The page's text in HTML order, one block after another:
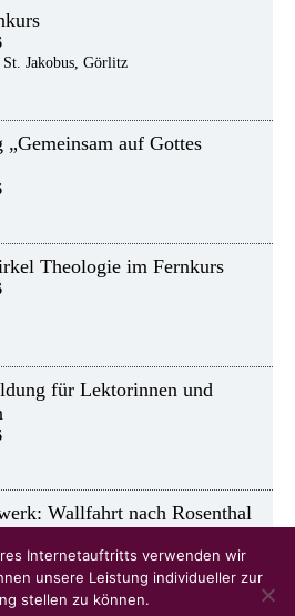
St. Jakobus, Görlitz
„Gemeinsam auf Gottes
Theologie im Fernkurs
für Lektorinnen und
Wallfahrt nach Rosenthal
Internetauftritts verwenden wir
unsere Leistung individueller zur
stellen zu können.